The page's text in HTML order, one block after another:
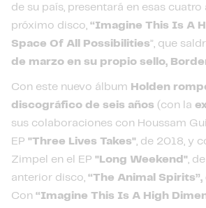
de su país, presentará en esas
próximo disco, “Imagine This Is A
Space Of All Possibilities”, que
de marzo en su propio sello,
Con este nuevo álbum Holden
discográfico de seis años (con la
sus colaboraciones con Houssam
EP "Three Lives Takes", de 2018, y
Zimpel en el EP "Long Weekend",
anterior disco, “The Animal
Con “Imagine This Is A High